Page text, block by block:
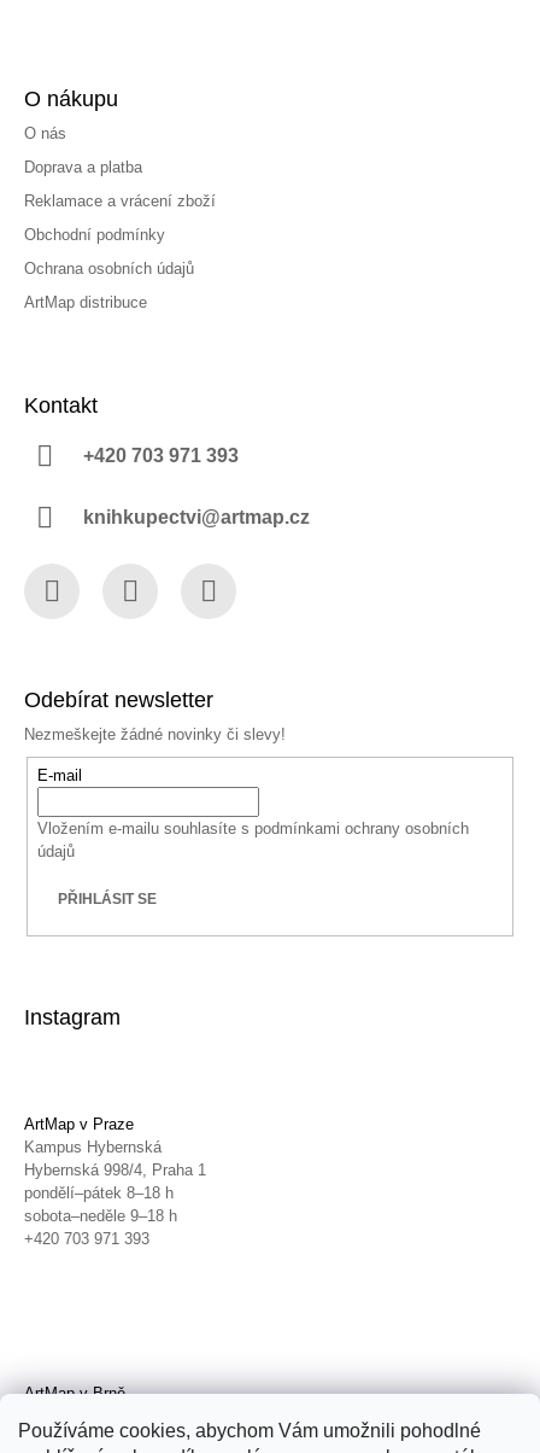
Používáme cookies, abychom Vám umožnili pohodlné
O nákupu
O nás
Doprava a platba
Reklamace a vrácení zboží
Obchodní podmínky
Ochrana osobních údajů
ArtMap distribuce
Kontakt
+420 703 971 393
knihkupectvi@artmap.cz
Odebírat newsletter
Nezmeškejte žádné novinky či slevy!
E-mail
Vložením e-mailu souhlasíte s podmínkami ochrany osobních
údajů
PŘIHLÁSIT SE
Instagram
ArtMap v Praze
Kampus Hybernská
Hybernská 998/4, Praha 1
pondělí–pátek 8–18 h
sobota–neděle 9–18 h
+420 703 971 393
ArtMap v Brně
Radnická 4, Brno